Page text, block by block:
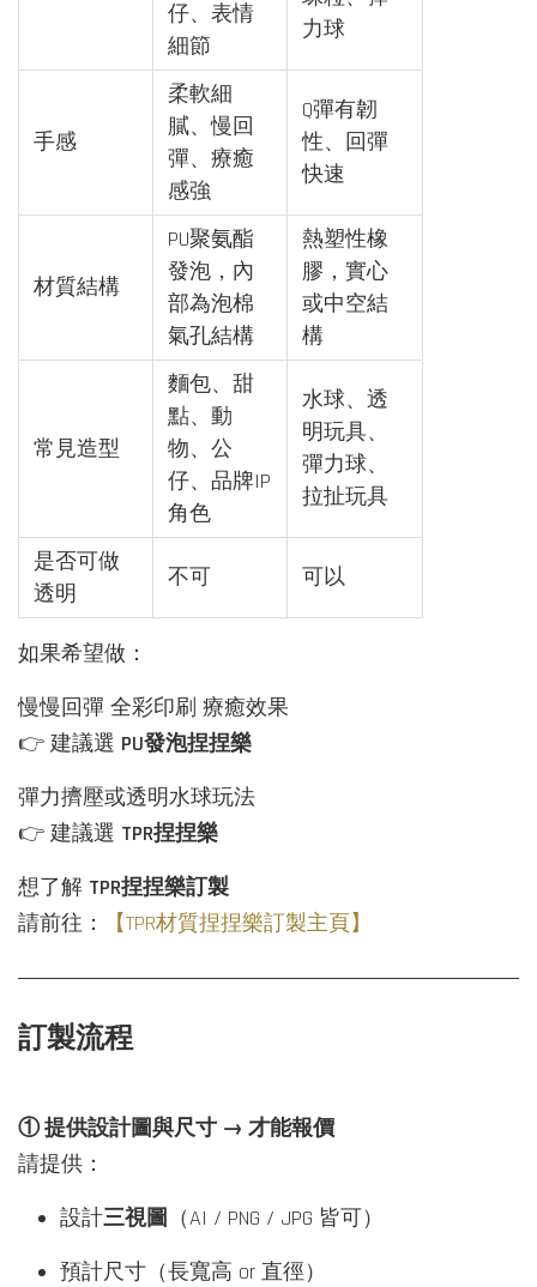
仔、表情
細節
力球
手感
柔軟細
膩、慢回
彈、療癒
感強
Q彈有韌
性、回彈
快速
材質結構
PU聚氨酯
發泡，內
部為泡棉
氣孔結構
熱塑性橡
膠，實心
或中空結
構
常見造型
麵包、甜
點、動
物、公
仔、品牌IP
角色
水球、透
明玩具、
彈力球、
拉扯玩具
是否可做
透明
不可 可以
如果希望做：
慢慢回彈 全彩印刷 療癒效果
👉 建議選 PU發泡捏捏樂
彈力擠壓或透明水球玩法
👉 建議選 TPR捏捏樂
想了解 TPR捏捏樂訂製
請前往：
【TPR材質捏捏樂訂製主頁】
訂製流程
① 提供設計圖與尺寸 → 才能報價
請提供：
設計三視圖
（AI / PNG / JPG 皆可）
預計尺寸（長寬高 or 直徑）